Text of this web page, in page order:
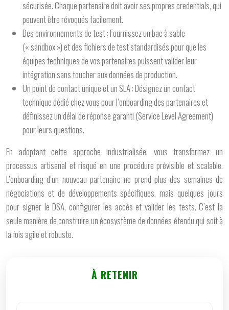
sécurisée. Chaque partenaire doit avoir ses propres credentials, qui
peuvent être révoqués facilement.
Des environnements de test :Fournissez un bac à sable
(« sandbox ») et des fichiers de test standardisés pour que les
équipes techniques de vos partenaires puissent valider leur
intégration sans toucher aux données de production.
Un point de contact unique et un SLA :Désignez un contact
technique dédié chez vous pour l’onboarding des partenaires et
définissez un délai de réponse garanti (Service Level Agreement)
pour leurs questions.
En adoptant cette approche industrialisée, vous transformez un
processus artisanal et risqué en une procédure prévisible et scalable.
L’onboarding d’un nouveau partenaire ne prend plus des semaines de
négociations et de développements spécifiques, mais quelques jours
pour signer le DSA, configurer les accès et valider les tests. C’est la
seule manière de construire un écosystème de données étendu qui soit à
la fois agile et robuste.
À RETENIR